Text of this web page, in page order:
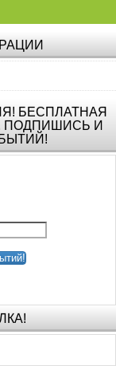
БЕСПЛАТНАЯ
ПОДПИШИСЬ И